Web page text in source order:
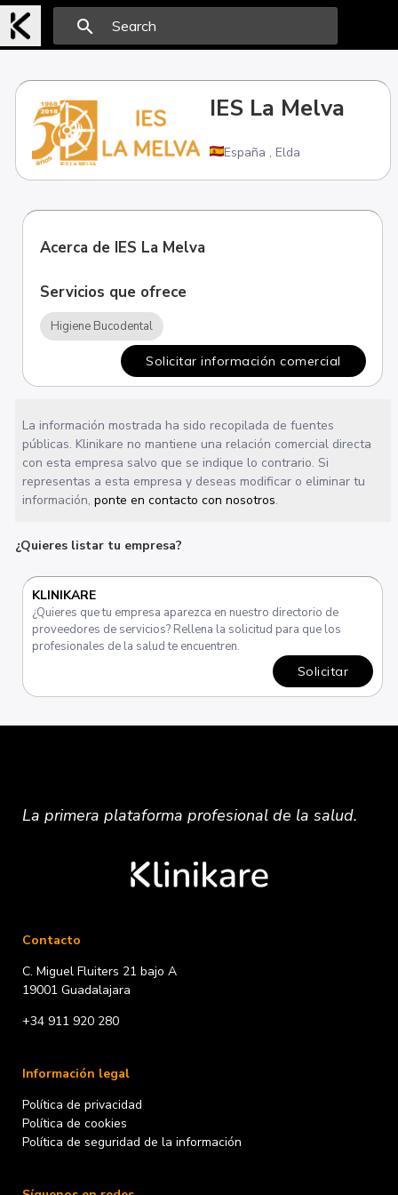
search
IES La Melva
España , Elda
Acerca de IES La Melva
Servicios que ofrece
Higiene Bucodental
Solicitar información comercial
La información mostrada ha sido recopilada de fuentes
públicas. Klinikare no mantiene una relación comercial directa
con esta empresa salvo que se indique lo contrario. Si
representas a esta empresa y deseas modificar o eliminar tu
información,ponte en contacto con nosotros.
¿Quieres listar tu empresa?
KLINIKARE
¿Quieres que tu empresa aparezca en nuestro directorio de
proveedores de servicios? Rellena la solicitud para que los
profesionales de la salud te encuentren.
Solicitar
La primera plataformaprofesionalde la salud.
Contacto
C. Miguel Fluiters 21 bajo A
19001 Guadalajara
+34 911 920 280
Información legal
Política de privacidad
Política de cookies
Política de seguridad de la información